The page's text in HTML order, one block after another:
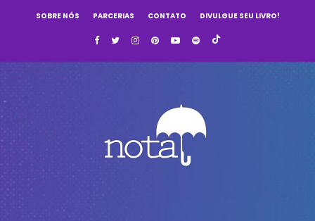
SOBRE NÓS PARCERIAS CONTATO DIVULGUE SEU LIVRO!